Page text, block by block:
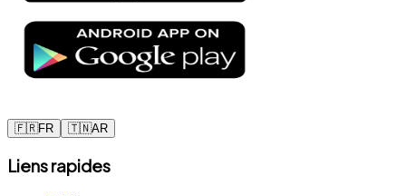
🇫🇷FR 🇹🇳AR
Liens rapides